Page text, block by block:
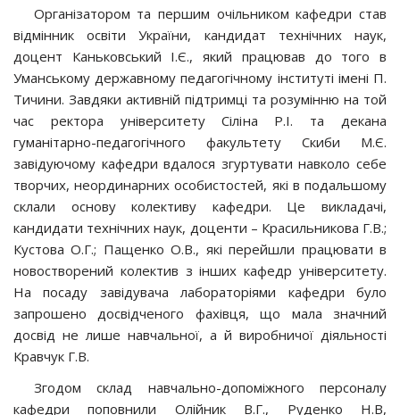
Організатором та першим очільником кафедри став
відмінник освіти України, кандидат технічних наук,
доцент Каньковський І.Є., який працював до того в
Уманському державному педагогічному інституті імені П.
Тичини. Завдяки активній підтримці та розумінню на той
час ректора університету Сіліна Р.І. та декана
гуманітарно-педагогічного факультету Скиби М.Є.
завідуючому кафедри вдалося згуртувати навколо себе
творчих, неординарних особистостей, які в подальшому
склали основу колективу кафедри. Це викладачі,
кандидати технічних наук, доценти – Красильникова Г.В.;
Кустова О.Г.; Пащенко О.В., які перейшли працювати в
новостворений колектив з інших кафедр університету.
На посаду завідувача лабораторіями кафедри було
запрошено досвідченого фахівця, що мала значний
досвід не лише навчальної, а й виробничої діяльності
Кравчук Г.В.
Згодом склад навчально-допоміжного персоналу
кафедри поповнили Олійник В.Г., Руденко Н.В,